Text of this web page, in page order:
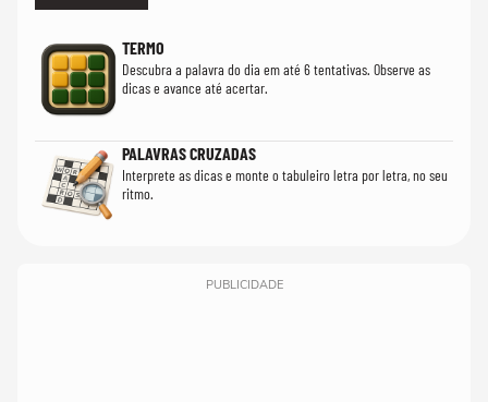
TERMO
Descubra a palavra do dia em até 6 tentativas. Observe as
dicas e avance até acertar.
PALAVRAS CRUZADAS
Interprete as dicas e monte o tabuleiro letra por letra, no seu
ritmo.
PUBLICIDADE